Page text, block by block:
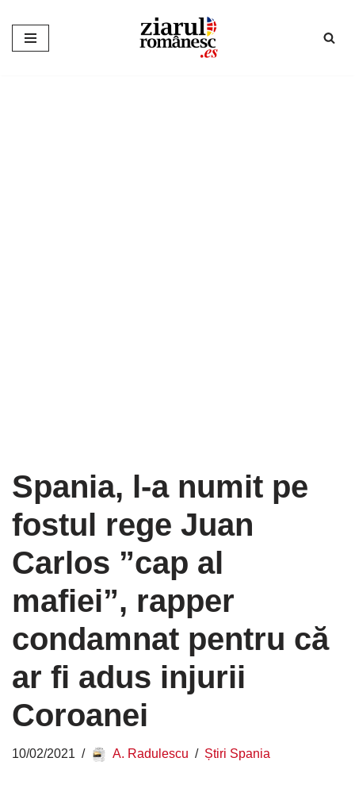
Sari
Spania, l-a numit pe
fostul rege Juan
Carlos ”cap al
mafiei”, rapper
condamnat pentru că
ar fi adus injurii
Coroanei
10/02/2021 A. Radulescu Știri Spania